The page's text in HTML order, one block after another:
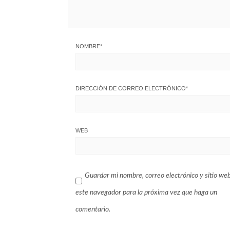
NOMBRE*
DIRECCIÓN DE CORREO ELECTRÓNICO*
WEB
Guardar mi nombre, correo electrónico y sitio
este navegador para la próxima vez que haga un
comentario.